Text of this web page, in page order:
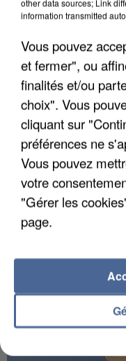
INCENDIES : L’ÎLE-
DE SOLIDARITÉ
other data sources; Link
information transmitted
Vous pouvez
et fermer", ou
finalités et/ou
choix". Vous
cliquant sur
préférences ne
Vous pouvez
votre
"Gérer les
page.